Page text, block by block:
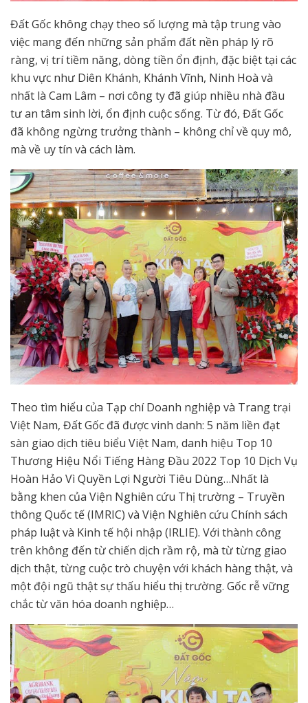
Đất Gốc không chạy theo số lượng mà tập trung vào
việc mang đến những sản phẩm đất nền pháp lý rõ
ràng, vị trí tiềm năng, dòng tiền ổn định, đặc biệt tại các
khu vực như Diên Khánh, Khánh Vĩnh, Ninh Hoà và
nhất là Cam Lâm – nơi công ty đã giúp nhiều nhà đầu
tư an tâm sinh lời, ổn định cuộc sống. Từ đó, Đất Gốc
đã không ngừng trưởng thành – không chỉ về quy mô,
mà về uy tín và cách làm.
Theo tìm hiểu của Tạp chí Doanh nghiệp và Trang trại
Việt Nam, Đất Gốc đã được vinh danh: 5 năm liền đạt
sàn giao dịch tiêu biểu Việt Nam, danh hiệu Top 10
Thương Hiệu Nổi Tiếng Hàng Đầu 2022 Top 10 Dịch Vụ
Hoàn Hảo Vì Quyền Lợi Người Tiêu Dùng…Nhất là
bằng khen của Viện Nghiên cứu Thị trường – Truyền
thông Quốc tế (IMRIC) và Viện Nghiên cứu Chính sách
pháp luật và Kinh tế hội nhập (IRLIE). Với thành công
trên không đến từ chiến dịch rầm rộ, mà từ từng giao
dịch thật, từng cuộc trò chuyện với khách hàng thật, và
một đội ngũ thật sự thấu hiểu thị trường. Gốc rễ vững
chắc từ văn hóa doanh nghiệp…